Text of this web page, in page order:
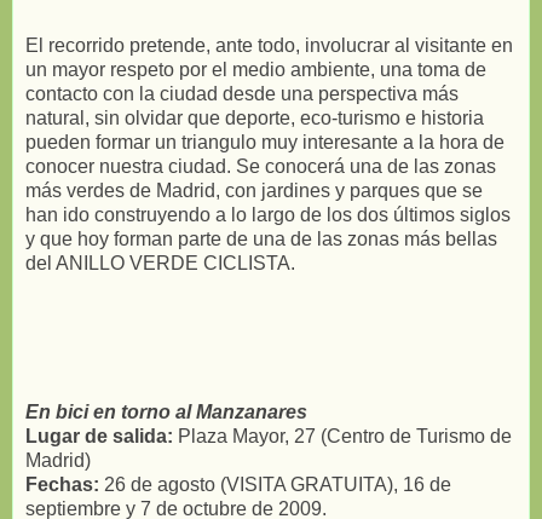
El recorrido pretende, ante todo, involucrar al visitante en
un mayor respeto por el medio ambiente, una toma de
contacto con la ciudad desde una perspectiva más
natural, sin olvidar que deporte, eco-turismo e historia
pueden formar un triangulo muy interesante a la hora de
conocer nuestra ciudad. Se conocerá una de las zonas
más verdes de Madrid, con jardines y parques que se
han ido construyendo a lo largo de los dos últimos siglos
y que hoy forman parte de una de las zonas más bellas
del ANILLO VERDE CICLISTA.
En bici en torno al Manzanares
Lugar de salida: Plaza Mayor, 27 (Centro de Turismo de
Madrid)
Fechas: 26 de agosto (VISITA GRATUITA), 16 de
septiembre y 7 de octubre de 2009.